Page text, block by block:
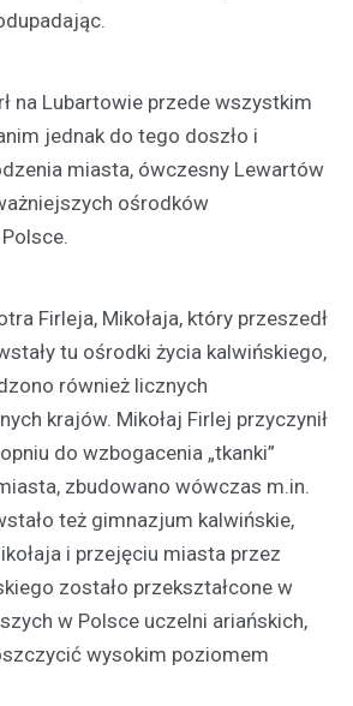
na Lubartowie przede wszystkim
jednak do tego doszło i
miasta, ówczesny Lewartów
ośrodków
Firleja, Mikołaja, który przeszedł
tu ośrodki życia kalwińskiego,
również licznych
krajów. Mikołaj Firlej przyczynił
do wzbogacenia „tkanki”
zbudowano wówczas m.in.
też gimnazjum kalwińskie,
i przejęciu miasta przez
zostało przekształcone w
w Polsce uczelni ariańskich,
wysokim poziomem